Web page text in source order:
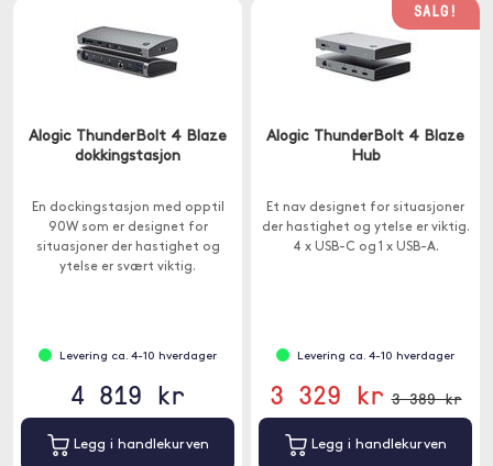
Alogic ThunderBolt 4 Blaze
dokkingstasjon
En dockingstasjon med opptil
90W som er designet for
situasjoner der hastighet og
ytelse er svært viktig.
Levering ca. 4-10 hverdager
4 819 kr
Legg i handlekurven
SALG!
Alogic ThunderBolt 4 Blaze
Hub
Et nav designet for situasjoner
der hastighet og ytelse er viktig.
4 x USB-C og 1 x USB-A.
Levering ca. 4-10 hverdager
3 329 kr 3 389 kr
Legg i handlekurven